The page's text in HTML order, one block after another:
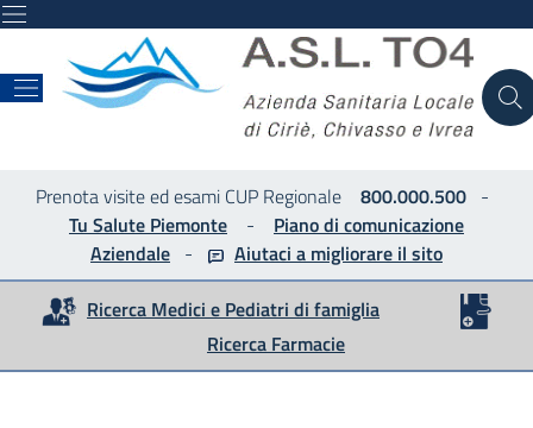
Prenota visite ed esami CUP Regionale 800.000.500-
Tu Salute Piemonte - Piano di comunicazione
Aziendale - Aiutaci a migliorare il sito
Ricerca Medici e Pediatri di famiglia
Ricerca Farmacie